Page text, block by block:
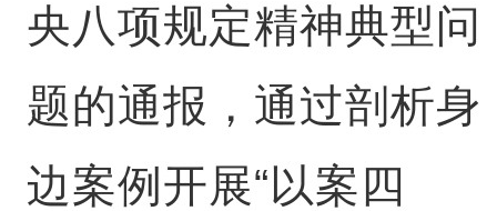
央八项规定精神典型问
题的通报，通过剖析身
边案例开展“以案四